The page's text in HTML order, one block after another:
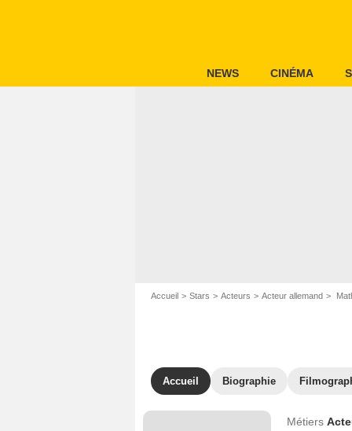
NEWS CINÉMA
Accueil Stars Acteurs Acteur allemand
Accueil Biographie
Métiers